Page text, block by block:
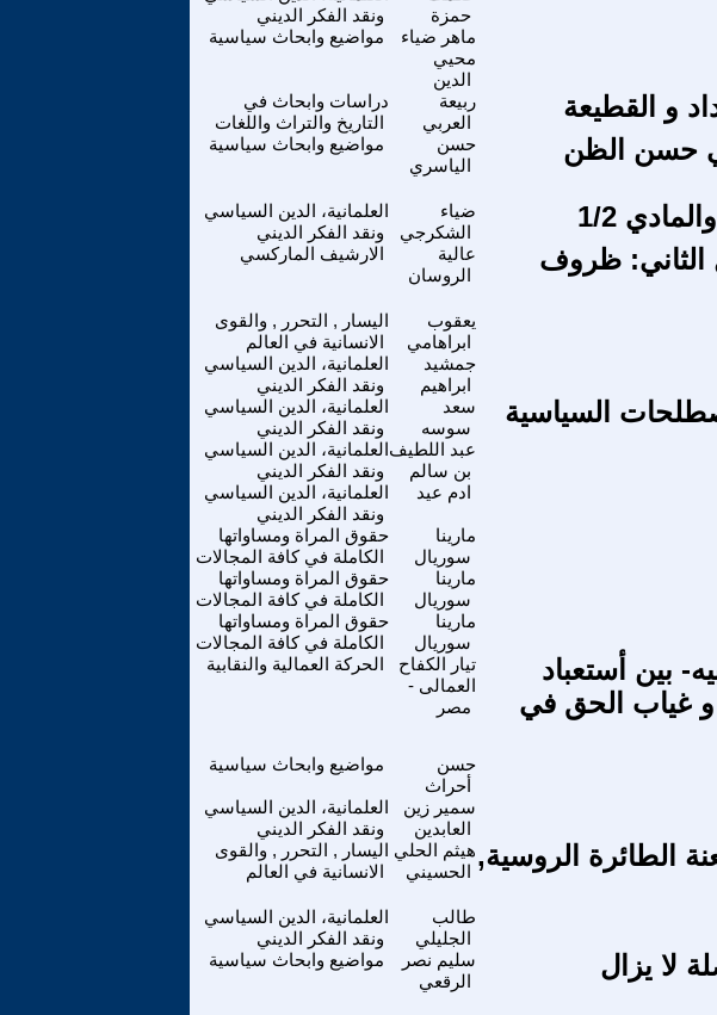
ونقد الفكر الديني
حمزة
مواضيع وابحاث سياسية
ماهر ضياء
محيي
الدين
دراسات وابحاث في
التاريخ والتراث واللغات
ربيعة
العربي
و القطيعة
مواضيع وابحاث سياسية
حسن
الياسري
حسن الظن
العلمانية، الدين السياسي
ونقد الفكر الديني
ضياء
الشكرجي
1/2
الارشيف الماركسي
عالية
الروسان
الثاني: ظروف
اليسار , التحرر , والقوى
الانسانية في العالم
يعقوب
ابراهامي
العلمانية، الدين السياسي
ونقد الفكر الديني
جمشيد
ابراهيم
العلمانية، الدين السياسي
ونقد الفكر الديني
سعد
سوسه
السياسية
العلمانية، الدين السياسي
ونقد الفكر الديني
عبد اللطيف
بن سالم
العلمانية، الدين السياسي
ونقد الفكر الديني
ادم عيد
حقوق المراة ومساواتها
الكاملة في كافة المجالات
مارينا
سوريال
حقوق المراة ومساواتها
الكاملة في كافة المجالات
مارينا
سوريال
حقوق المراة ومساواتها
الكاملة في كافة المجالات
مارينا
سوريال
الحركة العمالية والنقابية
تيار الكفاح
العمالى -
مصر
بين أستعباد
و غياب الحق في
مواضيع وابحاث سياسية
حسن
أحراث
العلمانية، الدين السياسي
ونقد الفكر الديني
سمير زين
العابدين
اليسار , التحرر , والقوى
الانسانية في العالم
هيثم الحلي
الحسيني الطائرة الروسية,
العلمانية، الدين السياسي
ونقد الفكر الديني
طالب
الجليلي
مواضيع وابحاث سياسية
سليم نصر
الرقعي
لا يزال